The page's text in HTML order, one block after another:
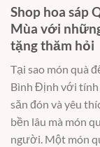
Shop hoa sáp
Mùa với
tặng thăm hỏi
Tại sao món quà
Bình Định với tính
săn đón và yêu
bền lâu mà món
người. Một món